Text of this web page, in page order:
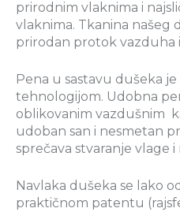
prirodnim vlaknima i
vlaknima. Tkanina našeg
prirodan protok vazduha
Pena u sastavu dušeka
tehnologijom. Udobna
oblikovanim vazdušnim
udoban san i nesmetan
sprečava stvaranje vlage
Navlaka dušeka se lako
praktičnom patentu